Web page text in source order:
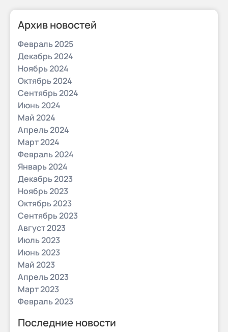
Архив новостей
Февраль 2025
Декабрь 2024
Ноябрь 2024
Октябрь 2024
Сентябрь 2024
Июнь 2024
Май 2024
Апрель 2024
Март 2024
Февраль 2024
Январь 2024
Декабрь 2023
Ноябрь 2023
Октябрь 2023
Сентябрь 2023
Август 2023
Июль 2023
Июнь 2023
Май 2023
Апрель 2023
Март 2023
Февраль 2023
Последние новости